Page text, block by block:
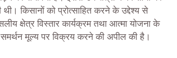
किसानों को प्रोत्साहित करने के उद्देश्य से
क्षेत्र विस्तार कार्यक्रम तथा आत्मा योजना के
मूल्य पर विक्रय करने की अपील की है।